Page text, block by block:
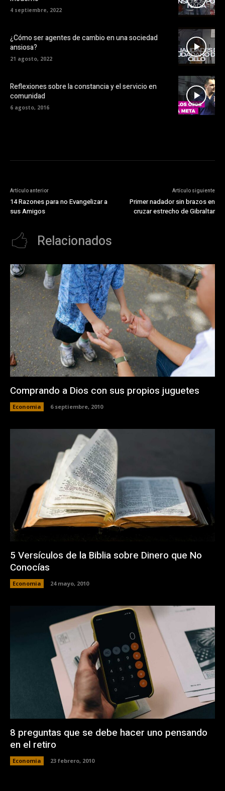
4 septiembre, 2022
¿Cómo ser agentes de cambio en una sociedad
ansiosa?
21 agosto, 2022
Reflexiones sobre la constancia y el servicio en
comunidad
6 agosto, 2016
Artículo anterior
14 Razones para no Evangelizar a
sus Amigos
Artículo siguiente
Primer nadador sin brazos en
cruzar estrecho de Gibraltar
Relacionados
Comprando a Dios con sus propios juguetes
Economia 6 septiembre, 2010
5 Versículos de la Biblia sobre Dinero que No
Conocías
Economia 24 mayo, 2010
8 preguntas que se debe hacer uno pensando
en el retiro
Economia 23 febrero, 2010